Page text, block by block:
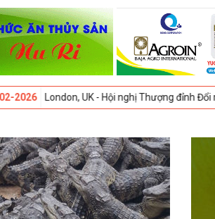
London, UK - Hội nghị Thượng đỉnh Đổi mới